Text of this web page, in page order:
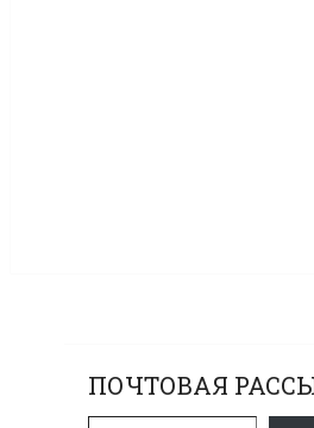
ПОЧТОВАЯ
Введите адрес электронной почты…